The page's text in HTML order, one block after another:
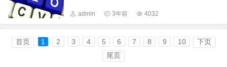
admin 3年前 4032
首页 1 2 3 4 5 6 7 8 9 10
下页
尾页